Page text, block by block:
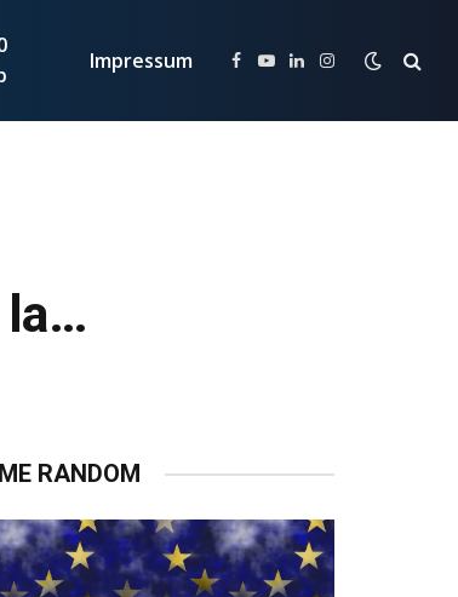
Impressum Facebook
YouTube
LinkedInInstagram
la…
RANDOM